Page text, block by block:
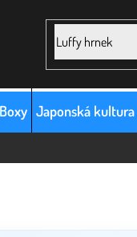
Japonská kultura